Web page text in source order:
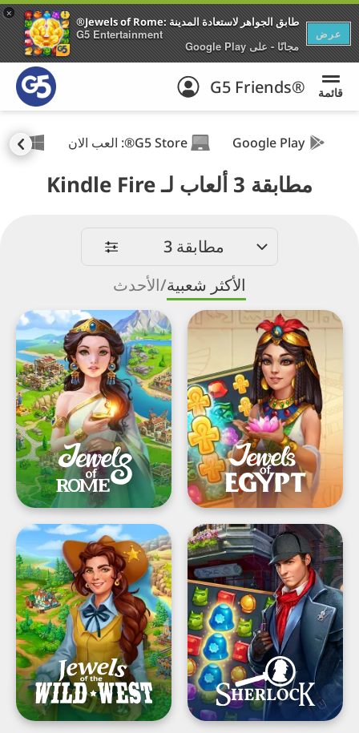
®Jewels of Rome: طابق الجواهر لاستعادة المدينة
G5 Entertainment
مجانًا - على Google Play
عرض
+
G5 Friends® قائمة
Google Play G5 Store®: العب الان
مطابقة 3 ألعاب لـ Kindle Fire
مطابقة 3
الأكثر شعبية/الأحدث
®Jewels
of
Rome:
طابق
الجواهر
لاستعادة
المدينة
®Jewels
of
لعبة
مطابقة
®Jewels
of
the
Wild
West:
طابق
الجواهر
وجدد
المدينة
Sherlock:
مطابقة
3
قطع
مخبأة